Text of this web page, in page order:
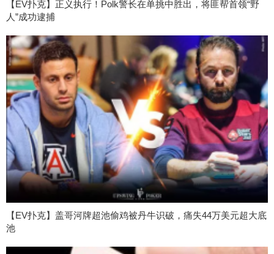
【EV扑克】正义执行！Polk警长在单挑中胜出，将匪帮首领“野
人”成功逮捕
【EV扑克】盖哥河牌超池偷鸡被丹牛识破，痛失44万美元超大底
池